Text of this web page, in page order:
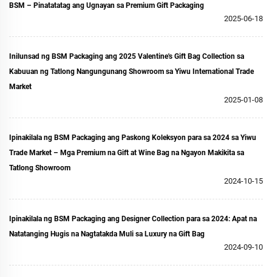
BSM – Pinatatatag ang Ugnayan sa Premium Gift Packaging
2025-06-18
Inilunsad ng BSM Packaging ang 2025 Valentine's Gift Bag Collection sa
Kabuuan ng Tatlong Nangungunang Showroom sa Yiwu International Trade
Market
2025-01-08
Ipinakilala ng BSM Packaging ang Paskong Koleksyon para sa 2024 sa Yiwu
Trade Market – Mga Premium na Gift at Wine Bag na Ngayon Makikita sa
Tatlong Showroom
2024-10-15
Ipinakilala ng BSM Packaging ang Designer Collection para sa 2024: Apat na
Natatanging Hugis na Nagtatakda Muli sa Luxury na Gift Bag
2024-09-10